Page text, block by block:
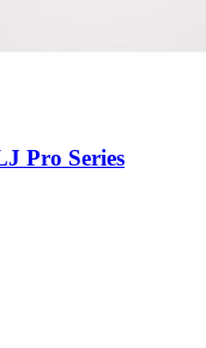
Pro Series